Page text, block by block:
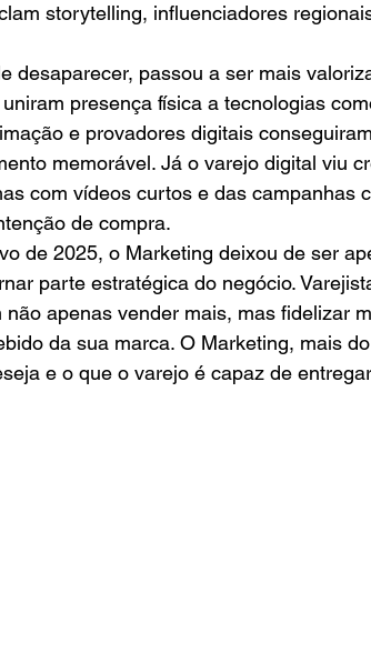
storytelling, influenciadores
desaparecer, passou a ser mais
presença física a tecnologias
e provadores digitais
memorável. Já o varejo digital viu
com vídeos curtos e das campanhas
de compra.
de 2025, o Marketing deixou de ser
parte estratégica do negócio.
apenas vender mais, mas fidelizar
da sua marca. O Marketing, mais
e o que o varejo é capaz de